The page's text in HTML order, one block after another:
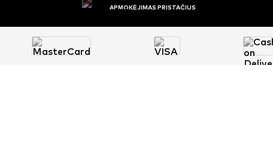
APMOKĖJIMAS PRISTAČIUS